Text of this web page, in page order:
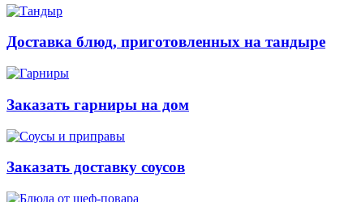
Доставка блюд, приготовленных на тандыре
Заказать гарниры на дом
Заказать доставку соусов